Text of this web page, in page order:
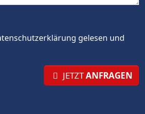
gelesen und
JETZTANFRAGEN